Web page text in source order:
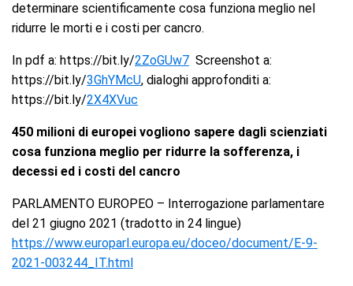
determinare scientificamente cosa funziona meglio nel
ridurre le morti e i costi per cancro.
In pdf a: https://bit.ly/2ZoGUw7 Screenshot a:
https://bit.ly/3GhYMcU, dialoghi approfonditi a:
https://bit.ly/2X4XVuc
450 milioni di europei vogliono sapere dagli scienziati
cosa funziona meglio per ridurre la sofferenza, i
decessi ed i costi del cancro
PARLAMENTO EUROPEO – Interrogazione parlamentare
del 21 giugno 2021 (tradotto in 24 lingue)
https://www.europarl.europa.eu/doceo/document/E-9-
2021-003244_IT.html